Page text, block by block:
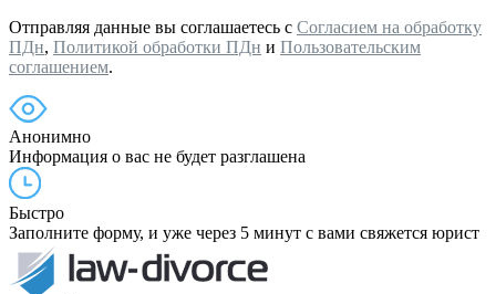
Отправляя данные вы соглашаетесь с Согласием на обработку
ПДн, Политикой обработки ПДн и Пользовательским
соглашением.
Анонимно
Информация о вас не будет разглашена
Быстро
Заполните форму, и уже через 5 минут с вами свяжется юрист